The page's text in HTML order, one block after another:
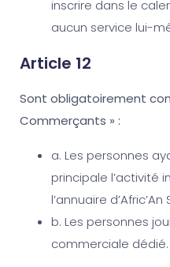
inscrire dans le
aucun service lui-
Article 12
Sont obligatoirement
Commerçants » :
a. Les personnes
principale l’activité
l’annuaire d’Afric’An
b. Les personnes
commerciale dédié.